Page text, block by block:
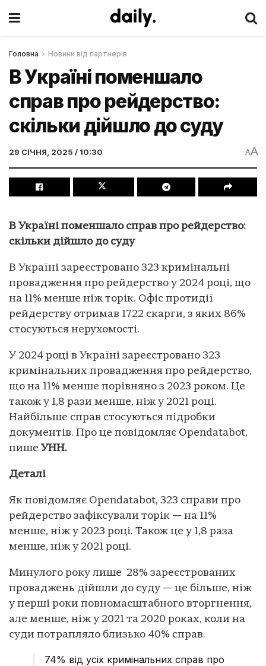
Головна Новини від партнерів
В Україні поменшало
справ про рейдерство:
скільки дійшло до суду
29 СІЧНЯ, 2025 / 10:30 AA
В Україні поменшало справ про рейдерство:
скільки дійшло до суду
В Україні зареєстровано 323 кримінальні
провадження про рейдерство у 2024 році, що
на 11% менше ніж торік. Офіс протидії
рейдерству отримав 1722 скарги, з яких 86%
стосуються нерухомості.
У 2024 році в Україні зареєстровано 323
кримінальних провадження про рейдерство,
що на 11% менше порівняно з 2023 роком. Це
також у 1,8 рази менше, ніж у 2021 році.
Найбільше справ стосуються підробки
документів. Про це повідомляє Opendatabot,
пише УНН.
Деталі
Як повідомляє Opendatabot, 323 справи про
рейдерство зафіксували торік — на 11%
менше, ніж у 2023 році. Також це у 1,8 раза
менше, ніж у 2021 році.
Минулого року лише 28% зареєстрованих
проваджень дійшли до суду — це більше, ніж
у перші роки повномасштабного вторгнення,
але менше, ніж у 2021 та 2020 роках, коли на
суди потрапляло близько 40% справ.
74% від усіх кримінальних справ про